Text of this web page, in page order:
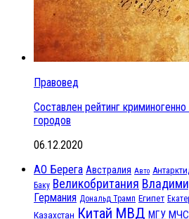
Правовед
Составлен рейтинг
городов
06.12.2020
АО Берега Австралия Авто
Баку Великобритания
Германия Дональд Трамп Египет
Казахстан Китай МВД МГУ МЧС